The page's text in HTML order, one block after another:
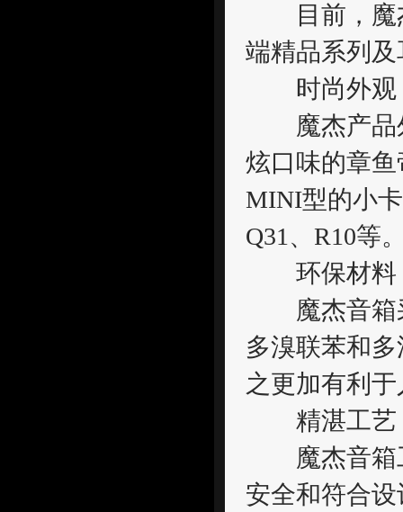
目前，魔杰
端精品系列
时尚外观
魔杰产品外
炫口味的章
MINI型的小
Q31、R10等
环保材料
魔杰音箱采
多溴联苯和
之更加有利
精湛工艺
魔杰音箱工
安全和符合